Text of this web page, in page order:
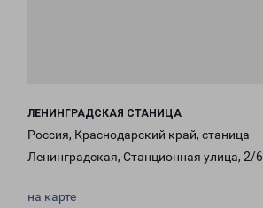
ЛЕНИНГРАДСКАЯ СТАНИЦА
Россия, Краснодарский край, станица
Ленинградская, Станционная улица, 2/6
на карте